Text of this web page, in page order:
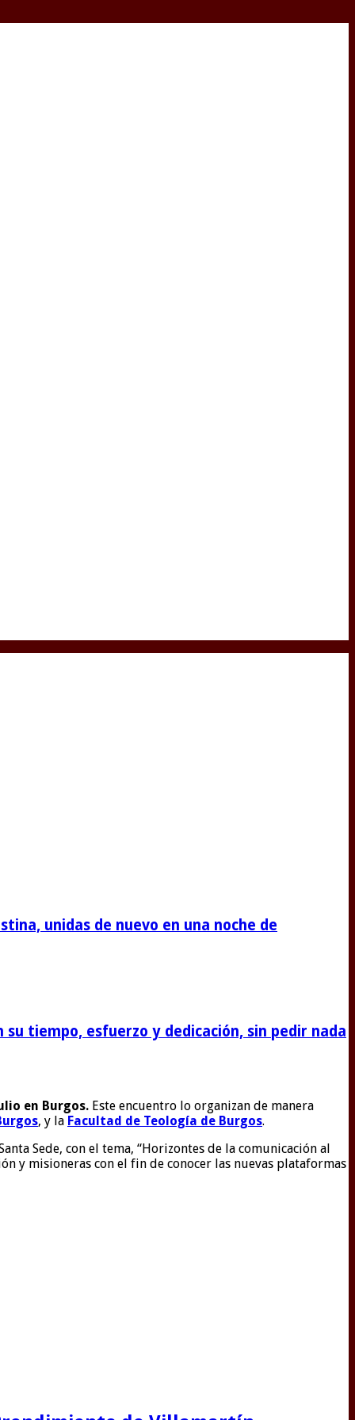
unidas de nuevo en una noche de
tiempo, esfuerzo y dedicación, sin pedir nada
en Burgos. Este encuentro lo organizan de manera
, y la Facultad de Teología de Burgos.
Sede, con el tema, “Horizontes de la comunicación al
y misioneras con el fin de conocer las nuevas plataformas